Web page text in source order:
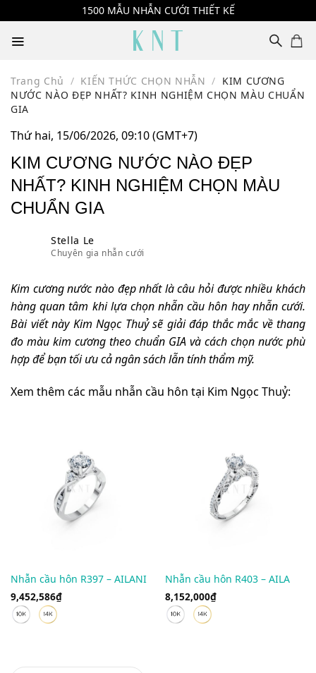
to
content
1500 MẪU NHẪN CƯỚI THIẾT KẾ
Trang Chủ / KIẾN THỨC CHỌN NHẪN / KIM CƯƠNG
NƯỚC NÀO ĐẸP NHẤT? KINH NGHIỆM CHỌN MÀU CHUẨN
GIA
Thứ hai, 15/06/2026, 09:10 (GMT+7)
KIM CƯƠNG NƯỚC NÀO ĐẸP
NHẤT? KINH NGHIỆM CHỌN MÀU
CHUẨN GIA
Stella Le
Chuyên gia nhẫn cưới
Kim cương nước nào đẹp nhất là câu hỏi được nhiều khách
hàng quan tâm khi lựa chọn nhẫn cầu hôn hay nhẫn cưới.
Bài viết này Kim Ngọc Thuỷ sẽ giải đáp thắc mắc về thang
đo màu kim cương theo chuẩn GIA và cách chọn nước phù
hợp để bạn tối ưu cả ngân sách lẫn tính thẩm mỹ.
Xem thêm các mẫu nhẫn cầu hôn tại Kim Ngọc Thuỷ:
Nhẫn cầu hôn R397 – AILANI
9,452,586₫
Nhẫn cầu hôn R403 – AILA
8,152,000₫